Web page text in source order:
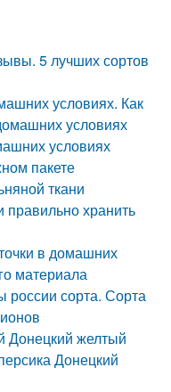
5 лучших сортов
условиях. Как
условиях
условиях
пакете
ткани
правильно хранить
в домашних
материала
россии сорта. Сорта
Донецкий желтый
Донецкий